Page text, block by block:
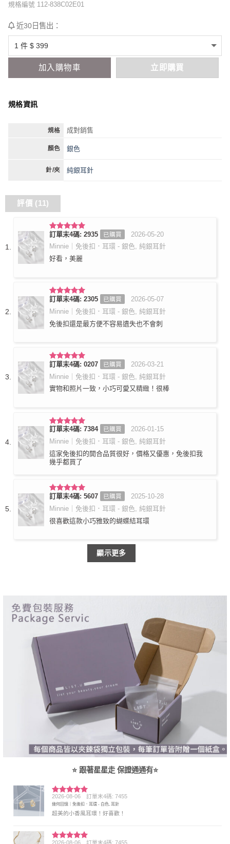
規格編號 112-838C02E01
近30日售出：
加入購物車 立即購買
規格資訊
規格 成對銷售
顏色 銀色
針/夾 純銀耳針
評價 (11)
評分5滿
分 5
訂單末4碼: 2935 已購買
2026-05-20
Minnie｜免後扣．耳環 - 銀色, 純銀耳針
好看，美麗
評分5滿
分 5
訂單末4碼: 2305 已購買
2026-05-07
Minnie｜免後扣．耳環 - 銀色, 純銀耳針
免後扣還是最方便不容易遺失也不會刺
評分5滿
分 5
訂單末4碼: 0207 已購買
2026-03-21
Minnie｜免後扣．耳環 - 銀色, 純銀耳針
實物和照片一致，小巧可愛又精緻！很棒
評分5滿
分 5
訂單末4碼: 7384 已購買
2026-01-15
Minnie｜免後扣．耳環 - 銀色, 純銀耳針
這家免後扣的開合品質很好，價格又優惠，免後扣我
幾乎都買了
評分5滿
分 5
訂單末4碼: 5607 已購買
2025-10-28
Minnie｜免後扣．耳環 - 銀色, 純銀耳針
很喜歡這款小巧雅致的蝴蝶結耳環
顯示更多
⭐ 跟著星星走 保證通通有⭐
評分5 滿
分 5
2026-08-06 訂單末4碼: 7455
幾何回憶｜免後扣．耳環 - 白色, 耳針
超美的小香風耳環！好喜歡！
2026-08-06 訂單末4碼: 7455